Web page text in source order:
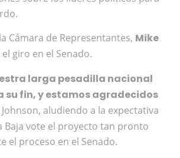
Cámara de Representantes, Mike
giro en el Senado.
larga pesadilla nacional
su fin, y estamos agradecidos
Johnson, aludiendo a la expectativa
Baja vote el proyecto tan pronto
el proceso en el Senado.